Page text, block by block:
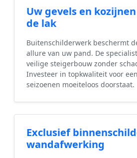
Uw gevels en
de lak
Buitenschilderwerk beschermt
allure van uw pand. De
veilige steigerbouw zonder
Investeer in topkwaliteit voor
seizoenen moeiteloos doorstaat.
Exclusief
wandafwerking